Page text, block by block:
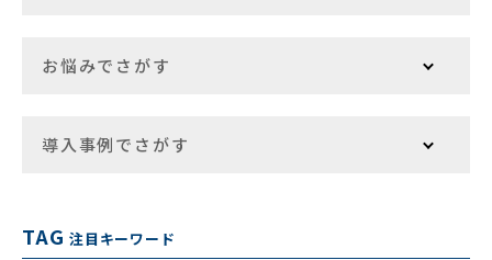
お悩みでさがす
導入事例でさがす
TAG 注目キーワード